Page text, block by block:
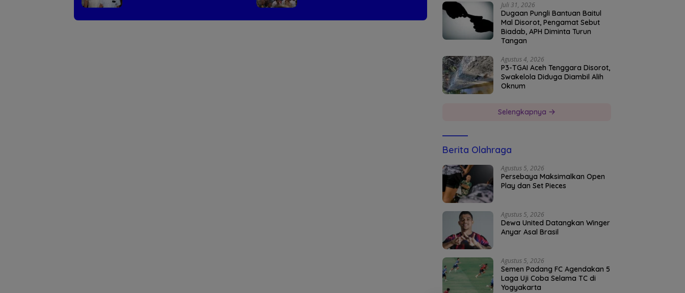
Juli 31, 2026
Dugaan Pungli Bantuan Baitul
Mal Disorot, Pengamat Sebut
Biadab, APH Diminta Turun
Tangan
Agustus 4, 2026
P3-TGAI Aceh Tenggara Disorot,
Swakelola Diduga Diambil Alih
Oknum
Selengkapnya
Berita Olahraga
Agustus 5, 2026
Persebaya Maksimalkan Open
Play dan Set Pieces
Agustus 5, 2026
Dewa United Datangkan Winger
Anyar Asal Brasil
Agustus 5, 2026
Semen Padang FC Agendakan 5
Laga Uji Coba Selama TC di
Yogyakarta